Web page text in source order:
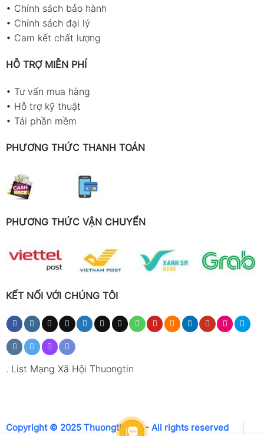
• Chính sách bảo hành
• Chính sách đại lý
• Cam kết chất lượng
HỖ TRỢ MIỄN PHÍ
• Tư vấn mua hàng
• Hỗ trợ kỹ thuật
• Tải phần mềm
PHƯƠNG THỨC THANH TOÁN
PHƯƠNG THỨC VẬN CHUYỂN
KẾT NỐI VỚI CHÚNG TÔI
. List Mạng Xã Hội Thuongtin
Copyright © 2025 Thuongtin.net - All rights reserved